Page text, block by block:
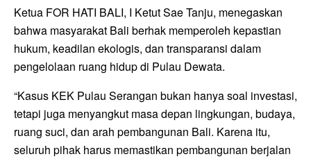
Ketua FOR HATI BALI, I Ketut Sae Tanju, menegaskan
bahwa masyarakat Bali berhak memperoleh kepastian
hukum, keadilan ekologis, dan transparansi dalam
pengelolaan ruang hidup di Pulau Dewata.
“Kasus KEK Pulau Serangan bukan hanya soal investasi,
tetapi juga menyangkut masa depan lingkungan, budaya,
ruang suci, dan arah pembangunan Bali. Karena itu,
seluruh pihak harus memastikan pembangunan berjalan